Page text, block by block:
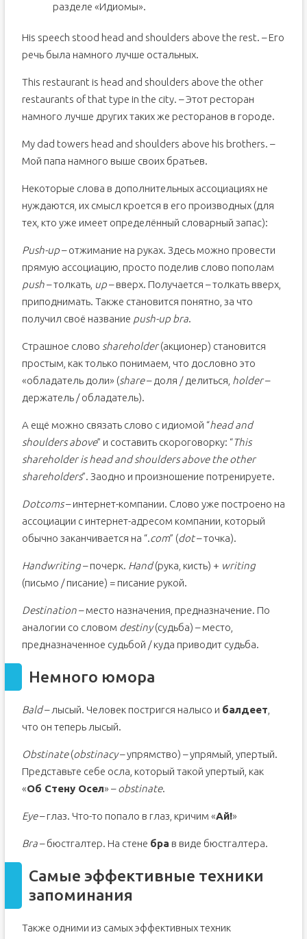
разделе «Идиомы».
His speech stood head and shoulders above the rest. – Его
речь была намного лучше остальных.
This restaurant is head and shoulders above the other
restaurants of that type in the city. – Этот ресторан
намного лучше других таких же ресторанов в городе.
My dad towers head and shoulders above his brothers. –
Мой папа намного выше своих братьев.
Некоторые слова в дополнительных ассоциациях не
нуждаются, их смысл кроется в его производных (для
тех, кто уже имеет определённый словарный запас):
Push-up– отжимание на руках. Здесь можно провести
прямую ассоциацию, просто поделив слово пополам
push– толкать, up– вверх. Получается – толкать вверх,
приподнимать. Также становится понятно, за что
получил своё название push-up bra.
Страшное слово shareholder(акционер) становится
простым, как только понимаем, что дословно это
«обладатель доли» (share– доля / делиться, holder–
держатель / обладатель).
А ещё можно связать слово с идиомой “head and
shoulders above” и составить скороговорку: “This
shareholder is head and shoulders above the other
shareholders”. Заодно и произношение потренируете.
Dotcoms– интернет-компании. Слово уже построено на
ассоциации с интернет-адресом компании, который
обычно заканчивается на “.com” (dot– точка).
Handwriting– почерк. Hand(рука, кисть) + writing
(письмо / писание) = писание рукой.
Destination– место назначения, предназначение. По
аналогии со словом destiny(судьба) – место,
предназначенное судьбой / куда приводит судьба.
Немного юмора
Bald– лысый. Человек постригся налысо и балдеет
что он теперь лысый.
Obstinate(obstinacy– упрямство) – упрямый, упертый.
Представьте себе осла, который такой упертый, как
«Об Стену Осел» –obstinate.
Eye– глаз. Что-то попало в глаз, кричим «Ай!»
Bra– бюстгалтер. На стене бра в виде бюстгалтера.
Самые эффективные техники
запоминания
Также одними из самых эффективных техник